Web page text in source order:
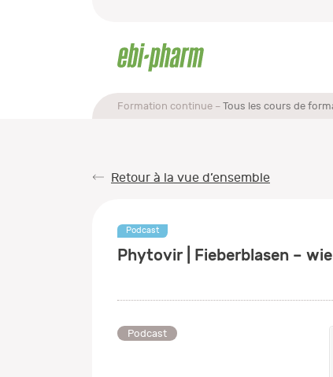
Formation continue Tous les cours de
Retour à la vue d’ensemble
Podcast
Phytovir | Fieberblasen –
Podcast